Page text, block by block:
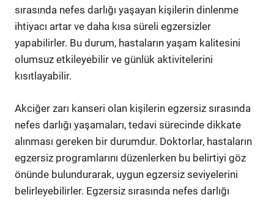
sırasında nefes darlığı yaşayan kişilerin dinlenme
ihtiyacı artar ve daha kısa süreli egzersizler
yapabilirler. Bu durum, hastaların yaşam kalitesini
olumsuz etkileyebilir ve günlük aktivitelerini
kısıtlayabilir.
Akciğer zarı kanseri olan kişilerin egzersiz sırasında
nefes darlığı yaşamaları, tedavi sürecinde dikkate
alınması gereken bir durumdur. Doktorlar, hastaların
egzersiz programlarını düzenlerken bu belirtiyi göz
önünde bulundurarak, uygun egzersiz seviyelerini
belirleyebilirler. Egzersiz sırasında nefes darlığı